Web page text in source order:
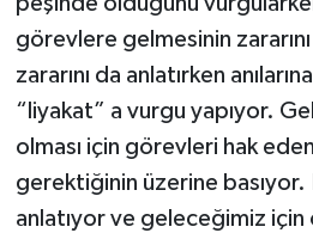
görevlere gelmesinin
zararını da anlatırken
“liyakat” a vurgu yapıyor.
olması için görevleri hak
gerektiğinin üzerine basıyor.
anlatıyor ve geleceğimiz için